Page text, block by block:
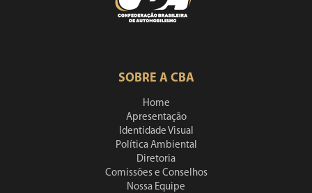
SOBRE A CBA
Home
Apresentação
Identidade Visual
Política Ambiental
Diretoria
Comissões e Conselhos
Nossa Equipe